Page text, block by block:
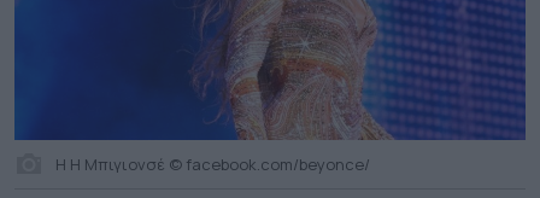
Η Η Μπιγιονσέ © facebook.com/beyonce/